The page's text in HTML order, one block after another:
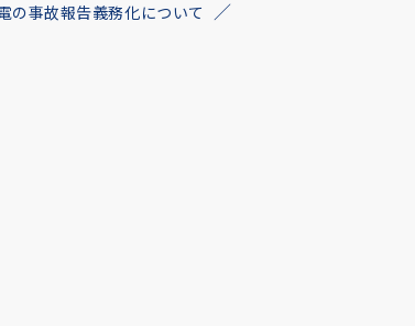
の事故報告義務化について